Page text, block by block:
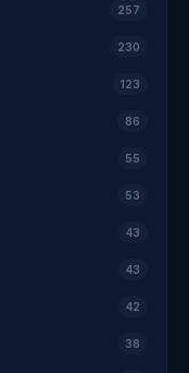
257
230
123
86
55
53
43
43
42
38